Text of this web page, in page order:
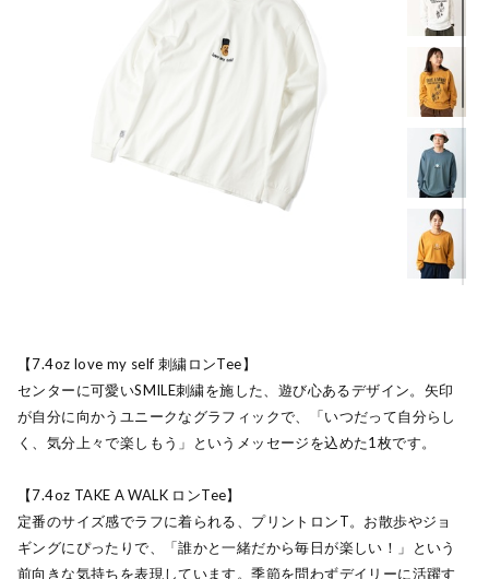
【7.4oz love my self 刺繍ロンTee】
センターに可愛いSMILE刺繍を施した、遊び心あるデザイン。矢印
が自分に向かうユニークなグラフィックで、「いつだって自分らし
く、気分上々で楽しもう」というメッセージを込めた1枚です。
【7.4oz TAKE A WALK ロンTee】
定番のサイズ感でラフに着られる、プリントロンT。お散歩やジョ
ギングにぴったりで、「誰かと一緒だから毎日が楽しい！」という
前向きな気持ちを表現しています。季節を問わずデイリーに活躍す